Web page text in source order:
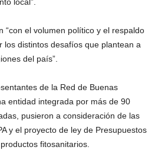
“con el volumen político y el respaldo
los distintos desafíos que plantean a
del país”.
de la Red de Buenas
entidad integrada por más de 90
pusieron a consideración de las
y el proyecto de ley de Presupuestos
fitosanitarios.